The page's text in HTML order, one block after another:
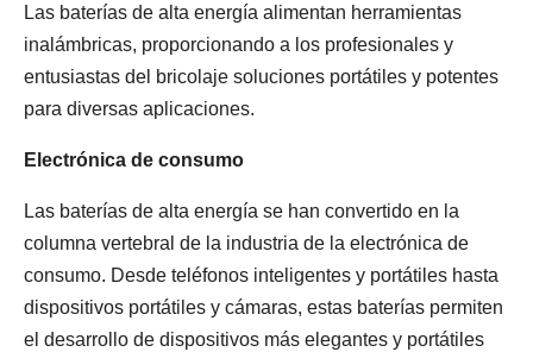
Las baterías de alta energía alimentan herramientas
inalámbricas, proporcionando a los profesionales y
entusiastas del bricolaje soluciones portátiles y potentes
para diversas aplicaciones.
Electrónica de consumo
Las baterías de alta energía se han convertido en la
columna vertebral de la industria de la electrónica de
consumo. Desde teléfonos inteligentes y portátiles hasta
dispositivos portátiles y cámaras, estas baterías permiten
el desarrollo de dispositivos más elegantes y portátiles